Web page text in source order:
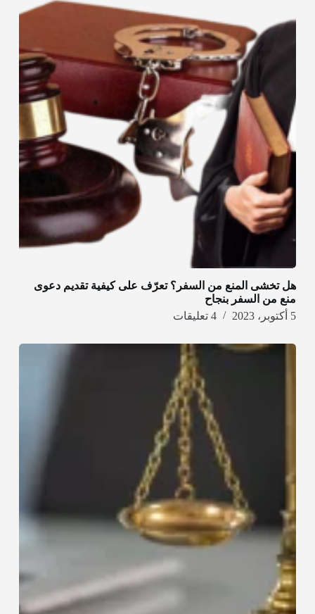
هل تخشى المنع من السفر؟ تعرّف على كيفية تقديم دعوى
منع من السفر بنجاح
5 أكتوبر، 2023
4 تعليقات